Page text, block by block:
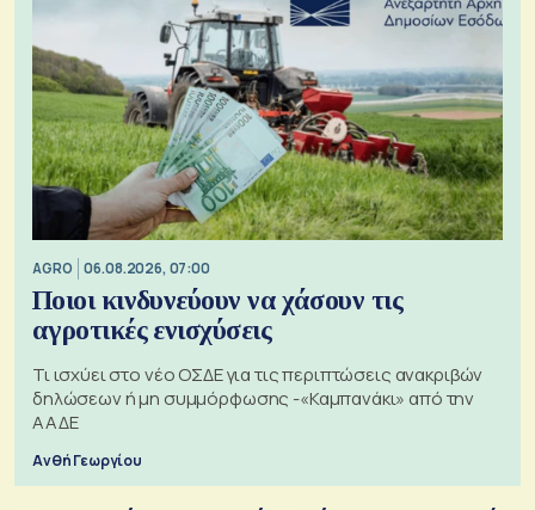
AGRO 06.08.2026, 07:00
Ποιοι κινδυνεύουν να χάσουν τις
αγροτικές ενισχύσεις
Τι ισχύει στο νέο ΟΣΔΕ για τις περιπτώσεις ανακριβών
δηλώσεων ή μη συμμόρφωσης -«Καμπανάκι» από την
ΑΑΔΕ
Ανθή Γεωργίου